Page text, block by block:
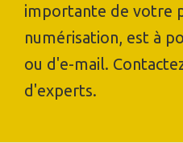
importante de votre
numérisation, est à
ou d'e-mail.
d'experts.